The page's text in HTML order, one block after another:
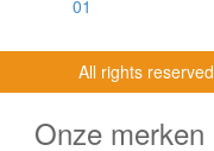
01
All rights reserved
Onze merken